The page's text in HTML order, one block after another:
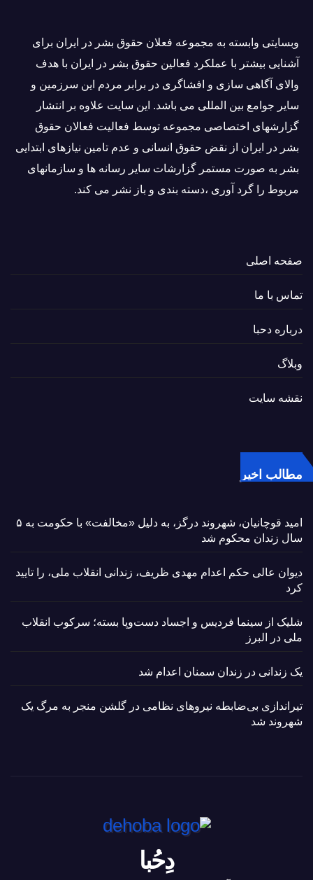
وبسايتى وابسته به مجموعه فعلان حقوق بشر در ایران برای
آشنایی بيشتر با عملکرد فعالین حقوق بشر در ایران با هدف
والاى آگاهى سازی و افشاگرى در برابر مردم این سرزمین و
ساير جوامع بین المللى می باشد. این سایت علاوه بر انتشار
گزارشهای اختصاصی مجموعه توسط فعاليت فعالان حقوق
بشر در ایران از نقض حقوق انسانی و عدم تامین نیازهای ابتدایی
بشر به صورت مستمر گزارشات سایر رسانه ها و سازمانهای
مربوط را گرد آوری ،دسته بندی و باز نشر می كند.
صفحه اصلی
تماس با ما
درباره دحبا
وبلاگ
نقشه سایت
مطالب اخیر
امید قوچانیان، شهروند درگز، به دلیل «مخالفت» با حکومت به ۵
سال زندان محکوم شد
دیوان عالی حکم اعدام مهدی ظریف، زندانی انقلاب ملی، را تایید
کرد
شلیک از سینما فردیس و اجساد دست‌وپا بسته؛ سرکوب انقلاب
ملی در البرز
یک زندانی در زندان سمنان اعدام شد
تیراندازی بی‌ضابطه نیروهای نظامی در گلشن منجر به مرگ یک
شهروند شد
دِحُبا